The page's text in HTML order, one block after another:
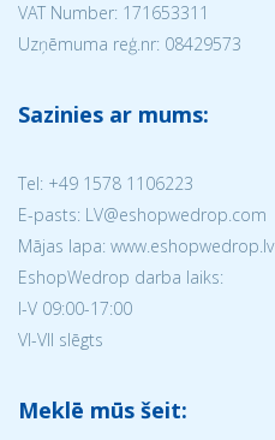
VAT Number: 171653311
Uzņēmuma reģ.nr: 08429573
Sazinies ar mums:
Tel: +49 1578 1106223
E-pasts: LV@eshopwedrop.com
Mājas lapa: www.eshopwedrop.lv
EshopWedrop darba laiks:
I-V 09:00-17:00
VI-VII slēgts
Meklē mūs šeit: